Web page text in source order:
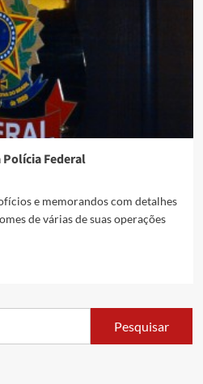
Polícia Federal
e memorandos com detalhes
de várias de suas operações